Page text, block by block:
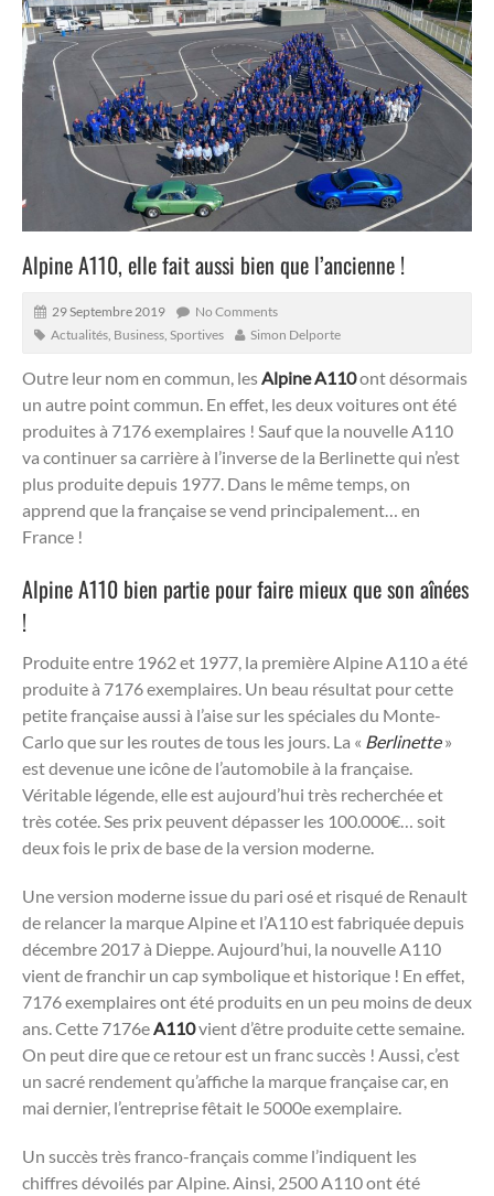
Alpine A110, elle fait aussi bien que l’ancienne !
29 Septembre 2019
No Comments
Actualités Business Sportives Simon Delporte
Outre leur nom en commun, lesAlpine A110ont désormais
un autre point commun. En effet, les deux voitures ont été
produites à 7176 exemplaires ! Sauf que la nouvelle A110
va continuer sa carrière à l’inverse de la Berlinette qui n’est
plus produite depuis 1977. Dans le même temps, on
apprend que la française se vend principalement… en
France !
Alpine A110 bien partie pour faire mieux que son aînées
!
Produite entre 1962 et 1977, la première Alpine A110 a été
produite à 7176 exemplaires. Un beau résultat pour cette
petite française aussi à l’aise sur les spéciales du Monte-
Carlo que sur les routes de tous les jours. La « Berlinette»
est devenue une icône de l’automobile à la française.
Véritable légende, elle est aujourd’hui très recherchée et
très cotée. Ses prix peuvent dépasser les 100.000€… soit
deux fois le prix de base de la version moderne.
Une version moderne issue du pari osé et risqué de Renault
de relancer la marque Alpine et l’A110 est fabriquée depuis
décembre 2017 à Dieppe. Aujourd’hui, la nouvelle A110
vient de franchir un cap symbolique et historique ! En effet,
7176 exemplaires ont été produits en un peu moins de deux
ans. Cette 7176eA110vient d’être produite cette semaine.
On peut dire que ce retour est un franc succès ! Aussi, c’est
un sacré rendement qu’affiche la marque française car, en
mai dernier, l’entreprise fêtait le 5000e exemplaire.
Un succès très franco-français comme l’indiquent les
chiffres dévoilés par Alpine. Ainsi, 2500 A110 ont été